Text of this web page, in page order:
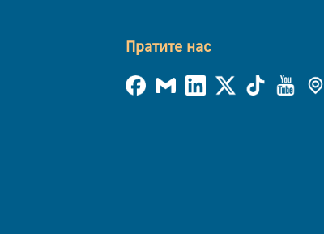
Пратите нас